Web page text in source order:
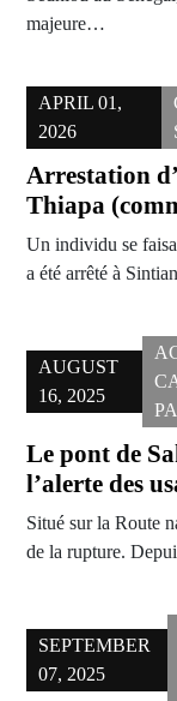
majeure…
APRIL 01,
2026
Arrestation
Thiapa
Un individu se
a été arrêté à
AUGUST
16, 2025
Le pont de
l’alerte des
Situé sur la Route
de la rupture.
SEPTEMBER
07, 2025